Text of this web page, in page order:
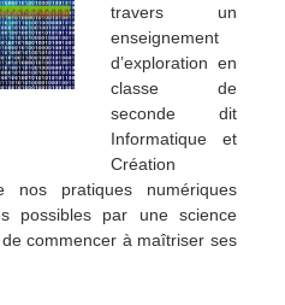
travers un
enseignement
d’exploration en
classe de
seconde dit
Informatique et
Création
nos pratiques numériques
possibles par une science
commencer à maîtriser ses